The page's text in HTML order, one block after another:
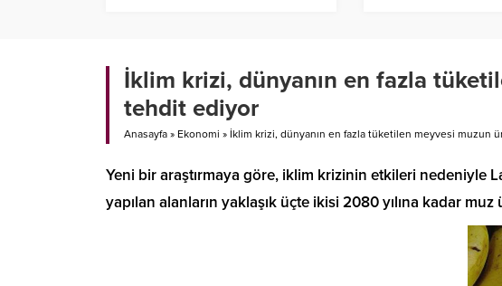
İklim krizi, dünyanın en fazla
tehdit ediyor
Anasayfa » Ekonomi » İklim krizi, dünyanın en fazla tüketilen meyvesi muzun
Yeni bir araştırmaya göre, iklim krizinin etkileri nedeniyle
yapılan alanların yaklaşık üçte ikisi 2080 yılına kadar